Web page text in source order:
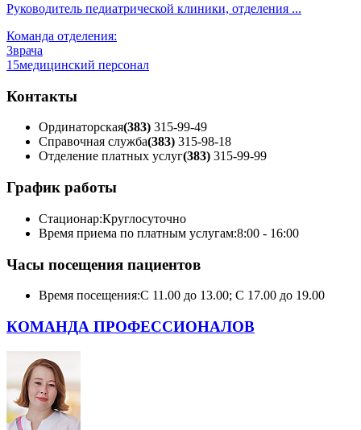
Руководитель педиатрической клиники, отделения ...
Команда отделения:
3врача
15медицинский персонал
Контакты
Ординаторская(383) 315-99-49
Справочная служба(383) 315-98-18
Отделение платных услуг(383) 315-99-99
График работы
Стационар:Круглосуточно
Время приема по платным услугам:8:00 - 16:00
Часы посещения пациентов
Время посещения:С 11.00 до 13.00; С 17.00 до 19.00
КОМАНДА ПРОФЕССИОНАЛОВ